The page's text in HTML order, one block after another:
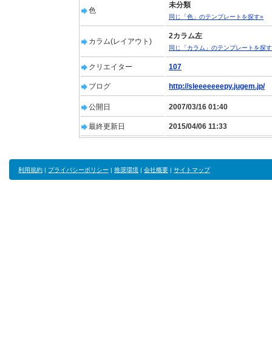
色
未分類
同じ「色」のテンプレートを探す»
カラム(レイアウト)
2カラム左
同じ「カラム」のテンプレートを探
クリエイター 107
ブログ http://sleeeeeeepy.jugem.jp/
公開日 2007/03/16 01:40
最終更新日 2015/04/06 11:33
利用規約 | プライバシーポリシー | 推奨環境 | 会社概要 | サイトマップ